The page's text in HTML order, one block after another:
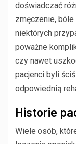
doświadczać
zmęczenie, bóle
niektórych
poważne
czy nawet
pacjenci byli
odpowiednią
Historie
Wiele osób,